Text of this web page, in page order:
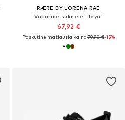
RÆRE BY LORENA RAE
Vakarinė suknelė 'Ileya'
67,92 €
Paskutinė mažiausia kaina:79,90 €-15%